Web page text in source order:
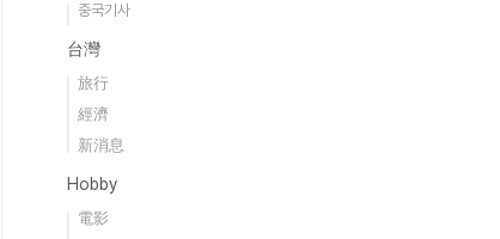
중국기사
台灣
旅行
經濟
新消息
Hobby
電影